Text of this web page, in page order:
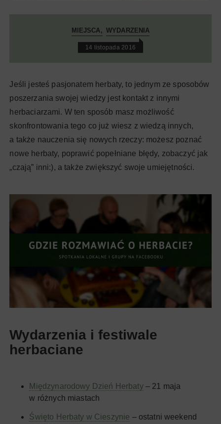
MIEJSCA WYDARZENIA
14 listopada 2016
Jeśli jesteś pasjonatem herbaty, to jednym ze sposobów
poszerzania swojej wiedzy jest kontakt z innymi
herbaciarzami. W ten sposób masz możliwość
skonfrontowania tego co już wiesz z wiedzą innych,
a także nauczenia się nowych rzeczy: możesz poznać
nowe herbaty, poprawić popełniane błędy, zobaczyć jak
„czają” inni:), a także zwiększyć swoje umiejętności.
Wydarzenia i festiwale
herbaciane
Międzynarodowy Dzień Herbaty– 21 maja
w różnych miastach
Święto Herbaty w Cieszynie – ostatni weekend